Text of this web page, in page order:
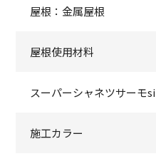
屋根：金属屋根
屋根使用材料
スーパーシャネツサーモsi
施工カラー